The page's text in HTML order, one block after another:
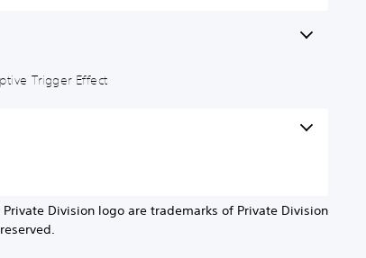
Trigger Effect
Division logo are trademarks of Private Division